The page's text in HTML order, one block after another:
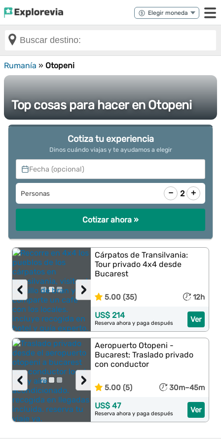
Rumanía » Otopeni
Top cosas para hacer en Otopeni
Cotiza tu experiencia
Dinos cuándo viajas y te ayudamos a elegir
Fecha (opcional)
Personas − 2 +
Cotizar ahora »
›
‹
Cárpatos de Transilvania:
Tour privado 4x4 desde
Bucarest
5.00 (35) 12h
Ver
US$ 214
Reserva ahora y paga después
›
‹
Aeropuerto Otopeni -
Bucarest: Traslado privado
con conductor
5.00 (5) 30m–45m
Ver
US$ 47
Reserva ahora y paga después